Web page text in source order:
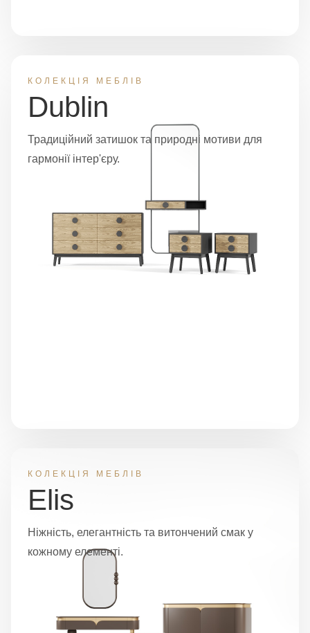
КОЛЕКЦІЯ МЕБЛІВ
Dublin
Традиційний затишок та природні мотиви для
гармонії інтер'єру.
КОЛЕКЦІЯ МЕБЛІВ
Elis
Ніжність, елегантність та витончений смак у
кожному елементі.